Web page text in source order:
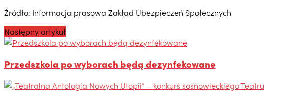
Źródło: Informacja prasowa Zakład Ubezpieczeń Społecznych
Następny artykuł
Przedszkola po wyborach będą dezynfekowane